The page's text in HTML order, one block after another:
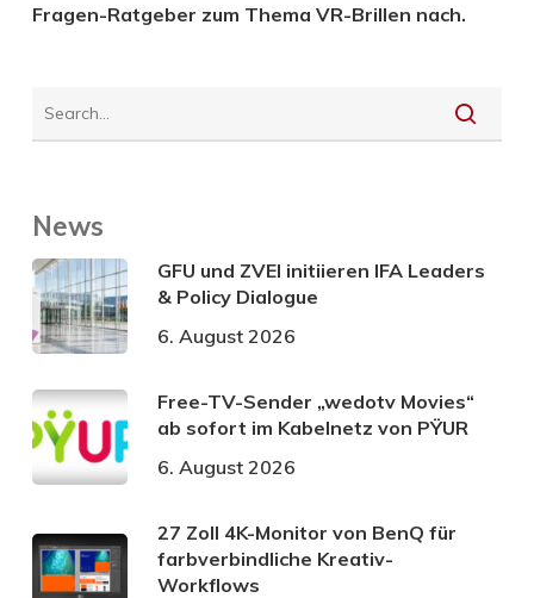
Fragen-Ratgeber zum Thema VR-Brillen nach.
News
GFU und ZVEI initiieren IFA Leaders
& Policy Dialogue
6. August 2026
Free-TV-Sender „wedotv Movies“
ab sofort im Kabelnetz von PŸUR
6. August 2026
27 Zoll 4K-Monitor von BenQ für
farbverbindliche Kreativ-
Workflows